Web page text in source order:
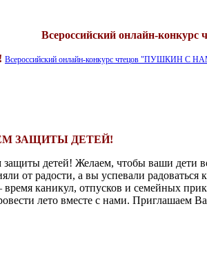
Всероссийский онлайн-
Всероссийский онлайн-конкурс чтецов "ПУШКИН С
ЗАЩИТЫ ДЕТЕЙ!
защиты детей! Желаем, чтобы ваши дети
от радости, а вы успевали радоваться
каникул, отпусков и семейных
лето вместе с нами. Приглашаем